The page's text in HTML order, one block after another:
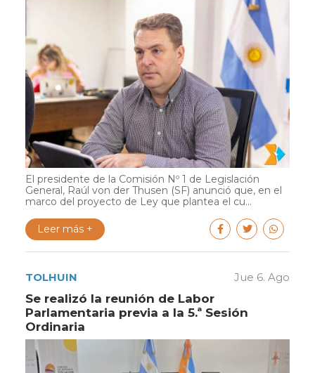
El presidente de la Comisión Nº 1 de Legislación
General, Raúl von der Thusen (SF) anunció que, en el
marco del proyecto de Ley que plantea el cu...
Leer más +
TOLHUIN Jue 6. Ago
Se realizó la reunión de Labor
Parlamentaria previa a la 5.ª Sesión
Ordinaria